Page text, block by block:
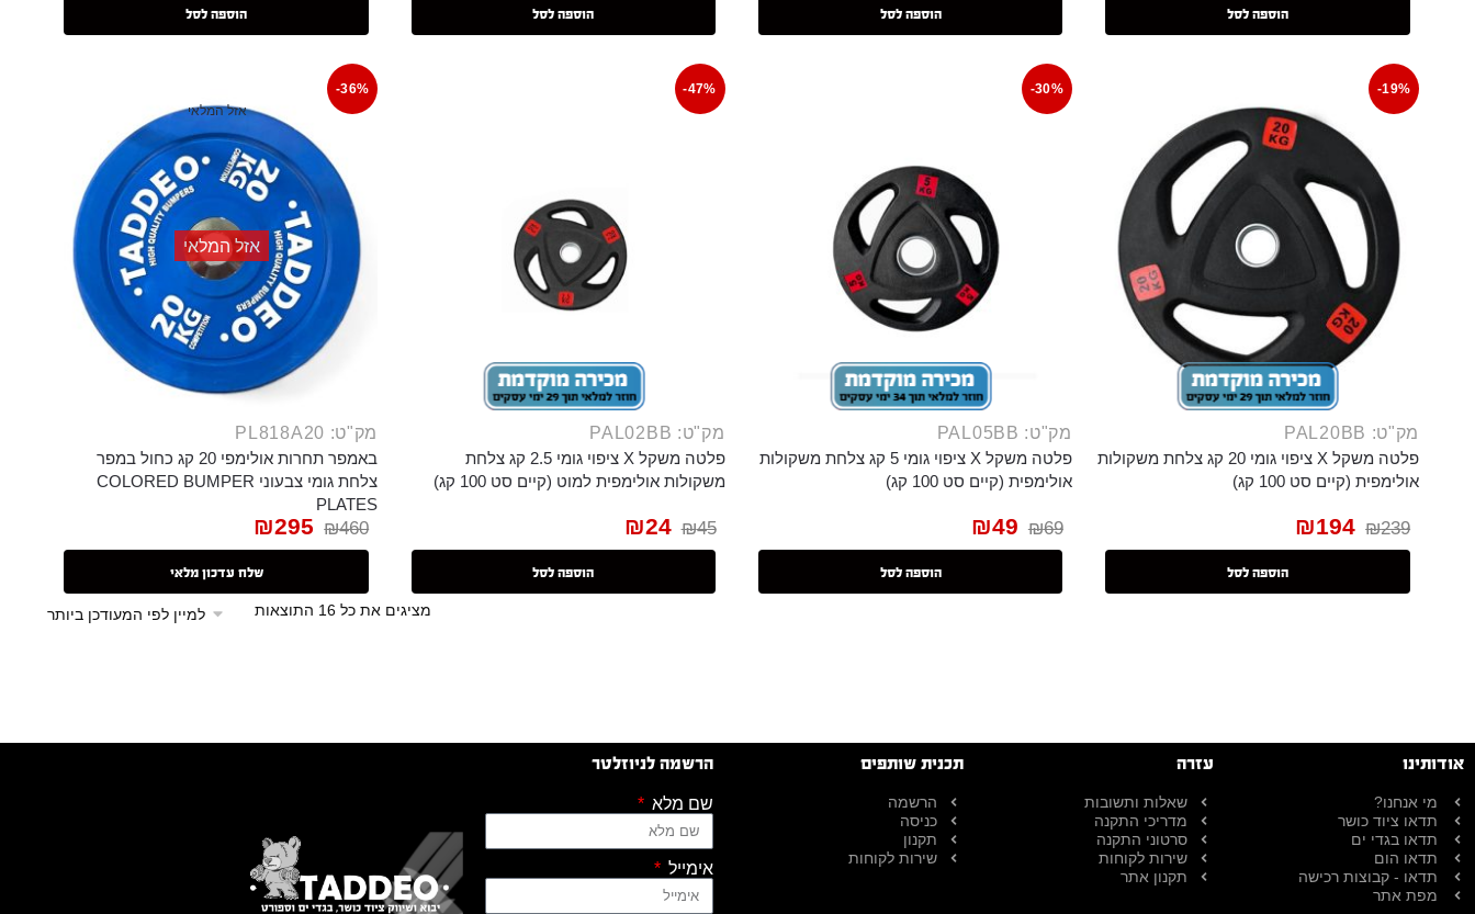
הוספה לסל הוספה לסל הוספה לסל הוספה לסל
-19%
מק"ט: PAL20BB
פלטה משקל X ציפוי גומי 20 קג צלחת משקולות
אולימפית (קיים סט 100 קג)
₪239
₪194
הוספה לסל
-30%
מק"ט: PAL05BB
פלטה משקל X ציפוי גומי 5 קג צלחת משקולות
אולימפית (קיים סט 100 קג)
₪69
₪49
הוספה לסל
-47%
מק"ט: PAL02BB
פלטה משקל X ציפוי גומי 2.5 קג צלחת
משקולות אולימפית למוט (קיים סט 100 קג)
₪45
₪24
הוספה לסל
-36%
אזל המלאי
אזל המלאי
מק"ט: PL818A20
באמפר תחרות אולימפי 20 קג כחול במפר
צלחת גומי צבעוני COLORED BUMPER
PLATES
₪460
₪295
שלח עדכון מלאי
מציגים את כל ⁦16⁩ התוצאות
אודותינו
מי אנחנו?
תדאו ציוד כושר
תדאו בגדי ים
תדאו הום
תדאו - קבוצות רכישה
מפת אתר
עזרה
שאלות ותשובות
מדריכי התקנה
סרטוני התקנה
שירות לקוחות
תקנון אתר
תכנית שותפים
הרשמה
כניסה
תקנון
שירות לקוחות
הרשמה לניוזלטר
שם מלא
אימייל